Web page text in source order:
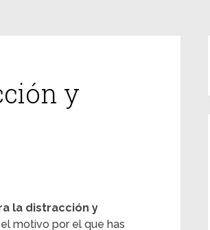
y
la distracción y
motivo por el que has